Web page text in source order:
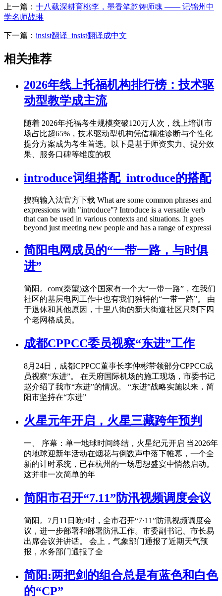
上一篇： 十八载深耕育桃李，墨香笔韵铸师魂 —— 记锦州中
学名师战琳
下一篇： insist翻译_insist翻译成中文
相关推荐
2026年线上托福机构排行榜：技术驱
动型教学成主流
随着 2026年托福考生规模突破120万人次，线上培训市
场占比超65%，技术驱动型机构凭借精准诊断与个性化
提分方案成为考生首选。以下是基于师资实力、提分效
果、服务口碑等维度的权
introduce词组搭配_introduce的搭配
搜狗输入法官方下载 What are some common phrases and
expressions with "introduce"? Introduce is a versatile verb
that can be used in various contexts and situations. It goes
beyond just meeting new people and has a range of expressi
简阳电网成员的“一带一路，与时俱
进”
简阳。com(秦望)这个国家有一个大“一带一路”，在我们
社区的基层电网工作中也有我们独特的“一带一路”。 由
于退休和其他原因，十里八街的新大街道社区只剩下四
个老网格成员。
成都CPPCC委员视察“东进”工作
8月24日，成都CPPCC董事长李仲彬带领部分CPPCC成
员视察“东进”。 在天府国际机场的施工现场，市委书记
赵介绍了我市“东进”的情况。 “东进”战略实施以来，简
阳市坚持在“东进”
火星元年开启，火星三藏跨年预判
一、 序幕：单一地球时间终结，火星纪元开启 当2026年
的地球迎新年活动在烟花与倒数声中落下帷幕，一个全
新的计时系统，已在杭州的一场思想盛宴中悄然启动。
这并非一次简单的年
简阳市召开“7.11”防汛视频调度会议
简阳。7月11日晚9时，全市召开“7·11”防汛视频调度会
议，进一步部署和部署防汛工作。市委副书记、市长易
出席会议并讲话。 会上，气象部门通报了近期天气预
报，水务部门通报了全
简阳:两把剑的组合总是有蓝色和白色
的“CP”